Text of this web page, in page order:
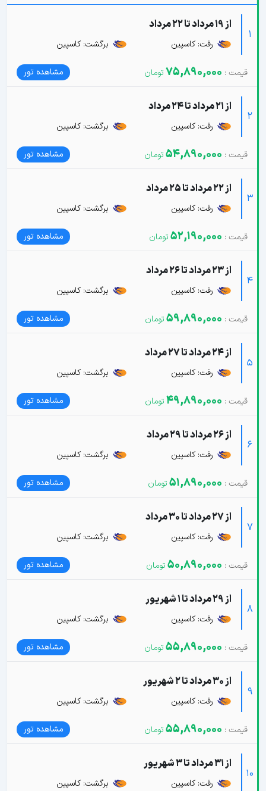
1
از 19 مرداد تا 22 مرداد
رفت: کاسپین برگشت: کاسپین
75,890,000 مشاهده تور
2
از 21 مرداد تا 24 مرداد
رفت: کاسپین برگشت: کاسپین
54,890,000 مشاهده تور
3
از 22 مرداد تا 25 مرداد
رفت: کاسپین برگشت: کاسپین
52,190,000 مشاهده تور
4
از 23 مرداد تا 26 مرداد
رفت: کاسپین برگشت: کاسپین
59,890,000 مشاهده تور
5
از 24 مرداد تا 27 مرداد
رفت: کاسپین برگشت: کاسپین
49,890,000 مشاهده تور
6
از 26 مرداد تا 29 مرداد
رفت: کاسپین برگشت: کاسپین
51,890,000 مشاهده تور
7
از 27 مرداد تا 30 مرداد
رفت: کاسپین برگشت: کاسپین
50,890,000 مشاهده تور
8
از 29 مرداد تا 1 شهریور
رفت: کاسپین برگشت: کاسپین
55,890,000 مشاهده تور
9
از 30 مرداد تا 2 شهریور
رفت: کاسپین برگشت: کاسپین
55,890,000 مشاهده تور
10
از 31 مرداد تا 3 شهریور
رفت: کاسپین برگشت: کاسپین